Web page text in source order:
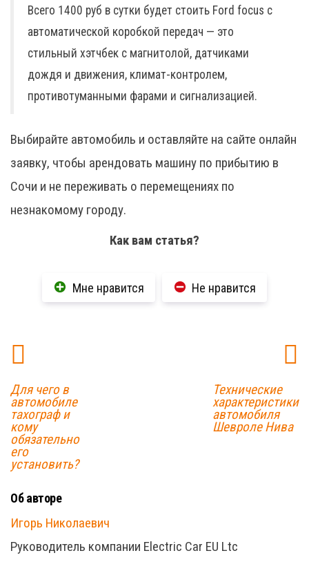
Всего 1400 руб в сутки будет стоить Ford focus с
автоматической коробкой передач — это
стильный хэтчбек с магнитолой, датчиками
дождя и движения, климат-контролем,
противотуманными фарами и сигнализацией.
Выбирайте автомобиль и оставляйте на сайте онлайн
заявку, чтобы арендовать машину по прибытию в
Сочи и не переживать о перемещениях по
незнакомому городу.
Как вам статья?
Мне нравится Не нравится
Для чего в
автомобиле
тахограф и
кому
обязательно
его
установить?
Технические
характеристики
автомобиля
Шевроле Нива
Об авторе
Игорь Николаевич
Руководитель компании Electric Car EU Ltc